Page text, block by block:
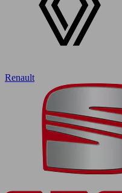
Renault